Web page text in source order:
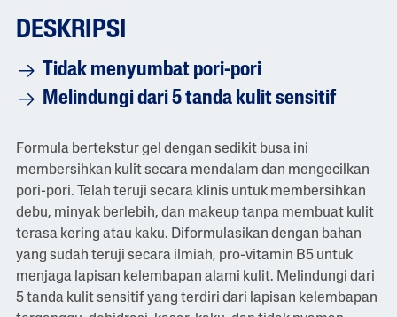
Formula bertekstur gel dengan sedikit busa ini
membersihkan kulit secara mendalam dan mengecilkan
pori-pori. Telah teruji secara klinis untuk membersihkan
debu, minyak berlebih, dan makeup tanpa membuat kulit
terasa kering atau kaku. Diformulasikan dengan bahan
yang sudah teruji secara ilmiah, pro-vitamin B5 untuk
menjaga lapisan kelembapan alami kulit. Melindungi dari
5 tanda kulit sensitif yang terdiri dari lapisan kelembapan
DESKRIPSI
Tidak menyumbat pori-pori
Melindungi dari 5 tanda kulit sensitif